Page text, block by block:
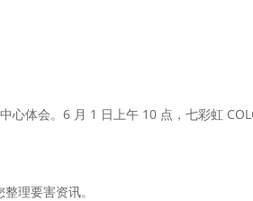
体会。6 月 1 日上午 10 点，七彩虹
理要害资讯。